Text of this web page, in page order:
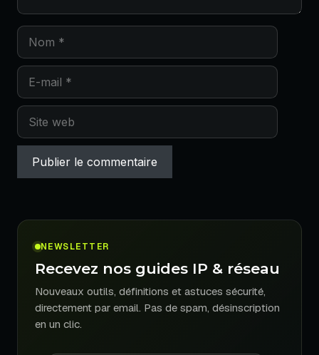
Nom
E-
mail
Site
web
NEWSLETTER
Recevez nos guides IP & réseau
Nouveaux outils, définitions et astuces sécurité,
directement par email. Pas de spam, désinscription
en un clic.